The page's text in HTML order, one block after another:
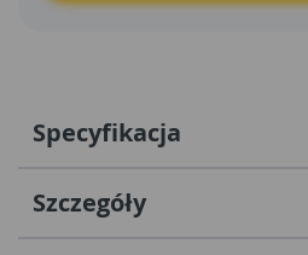
Specyfikacja
Szczegóły